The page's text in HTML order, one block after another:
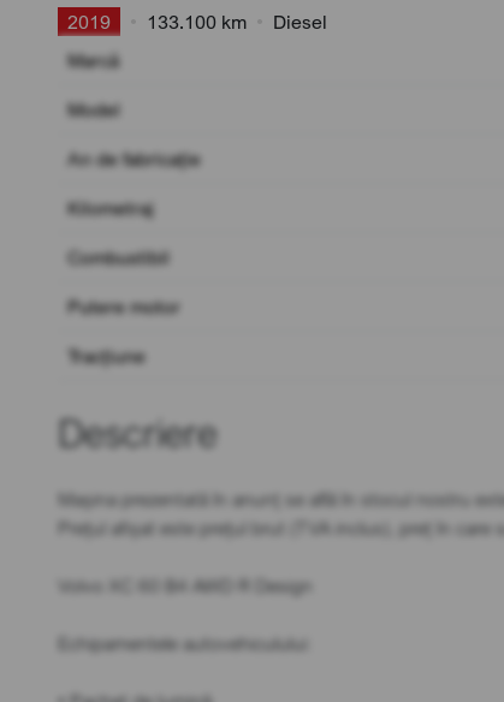
2019 133.100 km
Diesel
Marcă
Model
An de fabricație
Kilometraj
Combustibil
Putere motor
Tracțiune
Descriere
Mașina prezentată în anunț se află în stocul nostru
Prețul afișat este prețul brut (TVA inclus), preț în
Volvo XC 60 B4 AWD R Design
Echipamentele autovehiculului: